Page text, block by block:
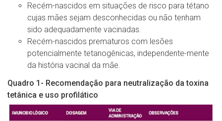
Recém-nascidos em situações de risco para tétano
cujas mães sejam desconhecidas ou não tenham
sido adequadamente vacinadas.
Recém-nascidos prematuros com lesões
potencialmente tetanogênicas, independente-mente
da história vacinal da mãe.
Quadro 1- Recomendação para neutralização da toxina
tetânica e uso profilático